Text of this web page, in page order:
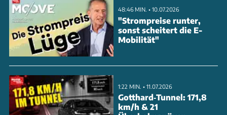
48:46 MIN. • 10.07.2026
"Strompreise runter,
sonst scheitert die E-
Mobilität"
1:22 MIN. • 11.07.2026
Gotthard‑Tunnel: 171,8
km/h & 21